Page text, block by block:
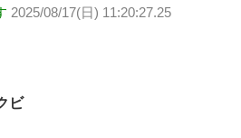
2025/08/17(日) 11:20:27.25
ビ